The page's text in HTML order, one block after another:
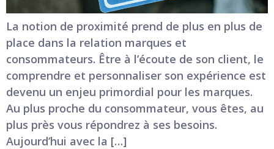
La notion de proximité prend de plus en plus de
place dans la relation marques et
consommateurs. Être à l’écoute de son client, le
comprendre et personnaliser son expérience est
devenu un enjeu primordial pour les marques.
Au plus proche du consommateur, vous êtes, au
plus près vous répondrez à ses besoins.
Aujourd’hui avec la […]